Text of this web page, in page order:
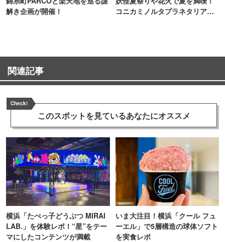
解き企画が開催！
コニカミノルタプラネタリア
関連記事
Check!
このスポットを見ているあなたにオススメ
横浜「たべっ子どうぶつ MIRAI
LAB.」を体験レポ！“星”をテー
マにしたコンテンツが満載
いま大注目！横浜「クール フュ
ーエル」で5層構造の球体ソフト
を実食レポ